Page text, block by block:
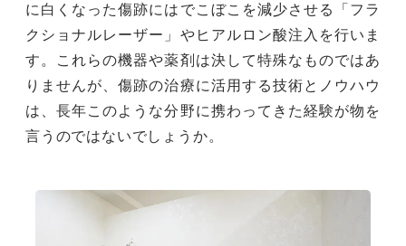
に白くなった傷跡にはでこぼこを減少させる「フラ
クショナルレーザー」やヒアルロン酸注入を行いま
す。これらの機器や薬剤は決して特殊なものではあ
りませんが、傷跡の治療に活用する技術とノウハウ
は、長年このような分野に携わってきた経験が物を
言うのではないでしょうか。